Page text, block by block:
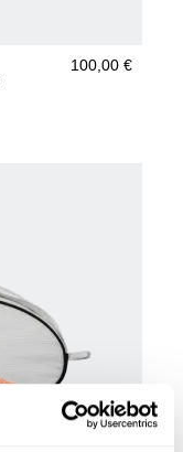
100,00 €